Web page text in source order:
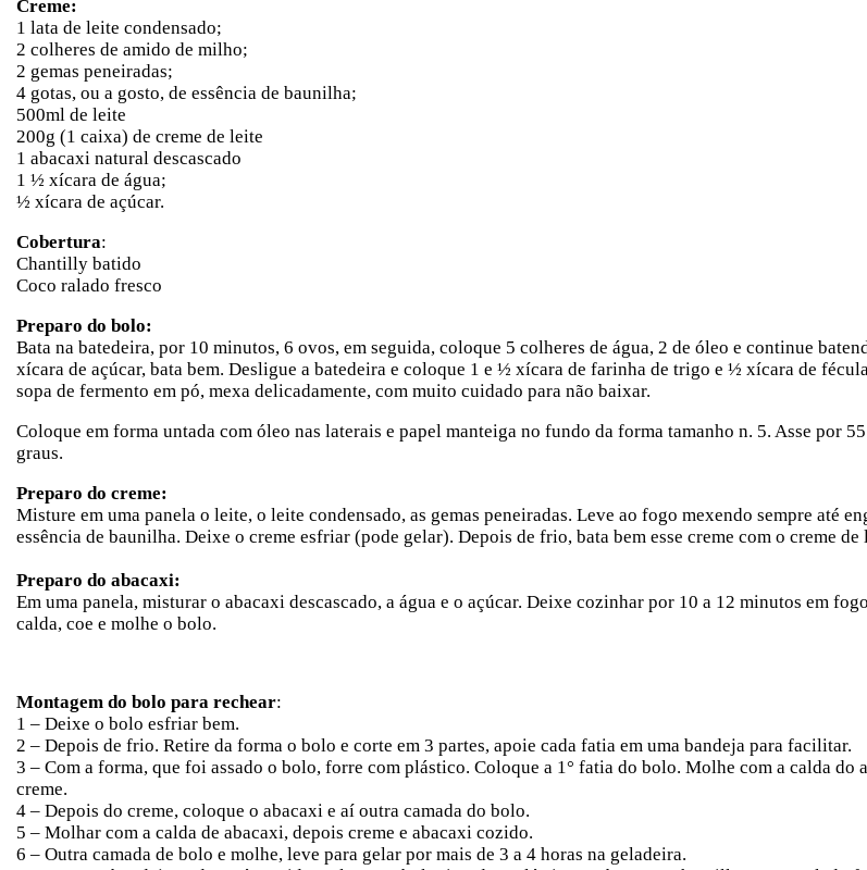
Creme:
1 lata de leite condensado;
2 colheres de amido de milho;
2 gemas peneiradas;
4 gotas, ou a gosto, de essência de baunilha;
500ml de leite
200g (1 caixa) de creme de leite
1 abacaxi natural descascado
1 ½ xícara de água;
½ xícara de açúcar.
Cobertura:
Chantilly batido
Coco ralado fresco
Preparo do bolo:
Bata na batedeira, por 10 minutos, 6 ovos, em seguida, coloque 5 colheres de água, 2 de óleo e continue
xícara de açúcar, bata bem. Desligue a batedeira e coloque 1 e ½ xícara de farinha de trigo e ½ xícara de
sopa de fermento em pó, mexa delicadamente, com muito cuidado para não baixar.
Coloque em forma untada com óleo nas laterais e papel manteiga no fundo da forma tamanho n. 5. Asse por
graus.
Preparo do creme:
Misture em uma panela o leite, o leite condensado, as gemas peneiradas. Leve ao fogo mexendo sempre até
essência de baunilha. Deixe o creme esfriar (pode gelar). Depois de frio, bata bem esse creme com o creme
Preparo do abacaxi:
Em uma panela, misturar o abacaxi descascado, a água e o açúcar. Deixe cozinhar por 10 a 12 minutos em
calda, coe e molhe o bolo.
Montagem do bolo para rechear:
1 – Deixe o bolo esfriar bem.
2 – Depois de frio. Retire da forma o bolo e corte em 3 partes, apoie cada fatia em uma bandeja para facilitar.
3 – Com a forma, que foi assado o bolo, forre com plástico. Coloque a 1° fatia do bolo. Molhe com a calda do
creme.
4 – Depois do creme, coloque o abacaxi e aí outra camada do bolo.
5 – Molhar com a calda de abacaxi, depois creme e abacaxi cozido.
6 – Outra camada de bolo e molhe, leve para gelar por mais de 3 a 4 horas na geladeira.